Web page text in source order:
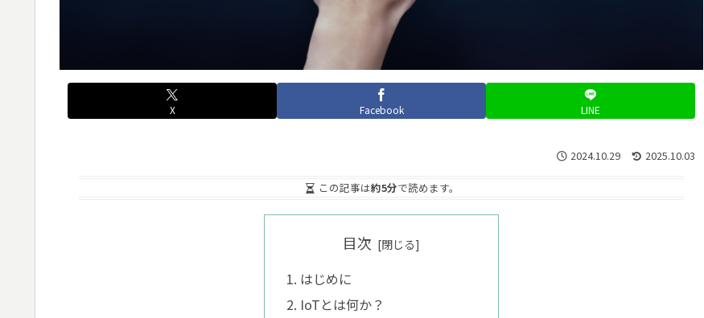
X Facebook LINE
2024.10.29 2025.10.03
この記事は約5分で読めます。
目次
はじめに
IoTとは何か？